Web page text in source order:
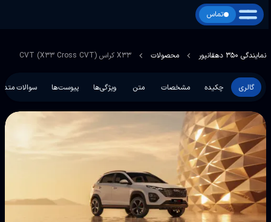
تماس
نمایندگی 350 دهقانپور محصولات X33 کراس CVT (X33 Cross CVT)
گالری چکیده مشخصات متن ویژگی‌ها پیوست‌ها سوالات